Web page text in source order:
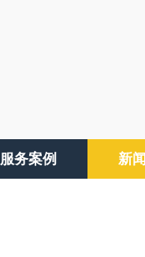
服务案例 新